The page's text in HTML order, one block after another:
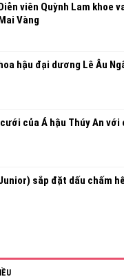
viên Quỳnh Lam khoe
Vàng
hậu đại dương Lê Âu
của Á hậu Thúy An
sắp đặt dấu chấm